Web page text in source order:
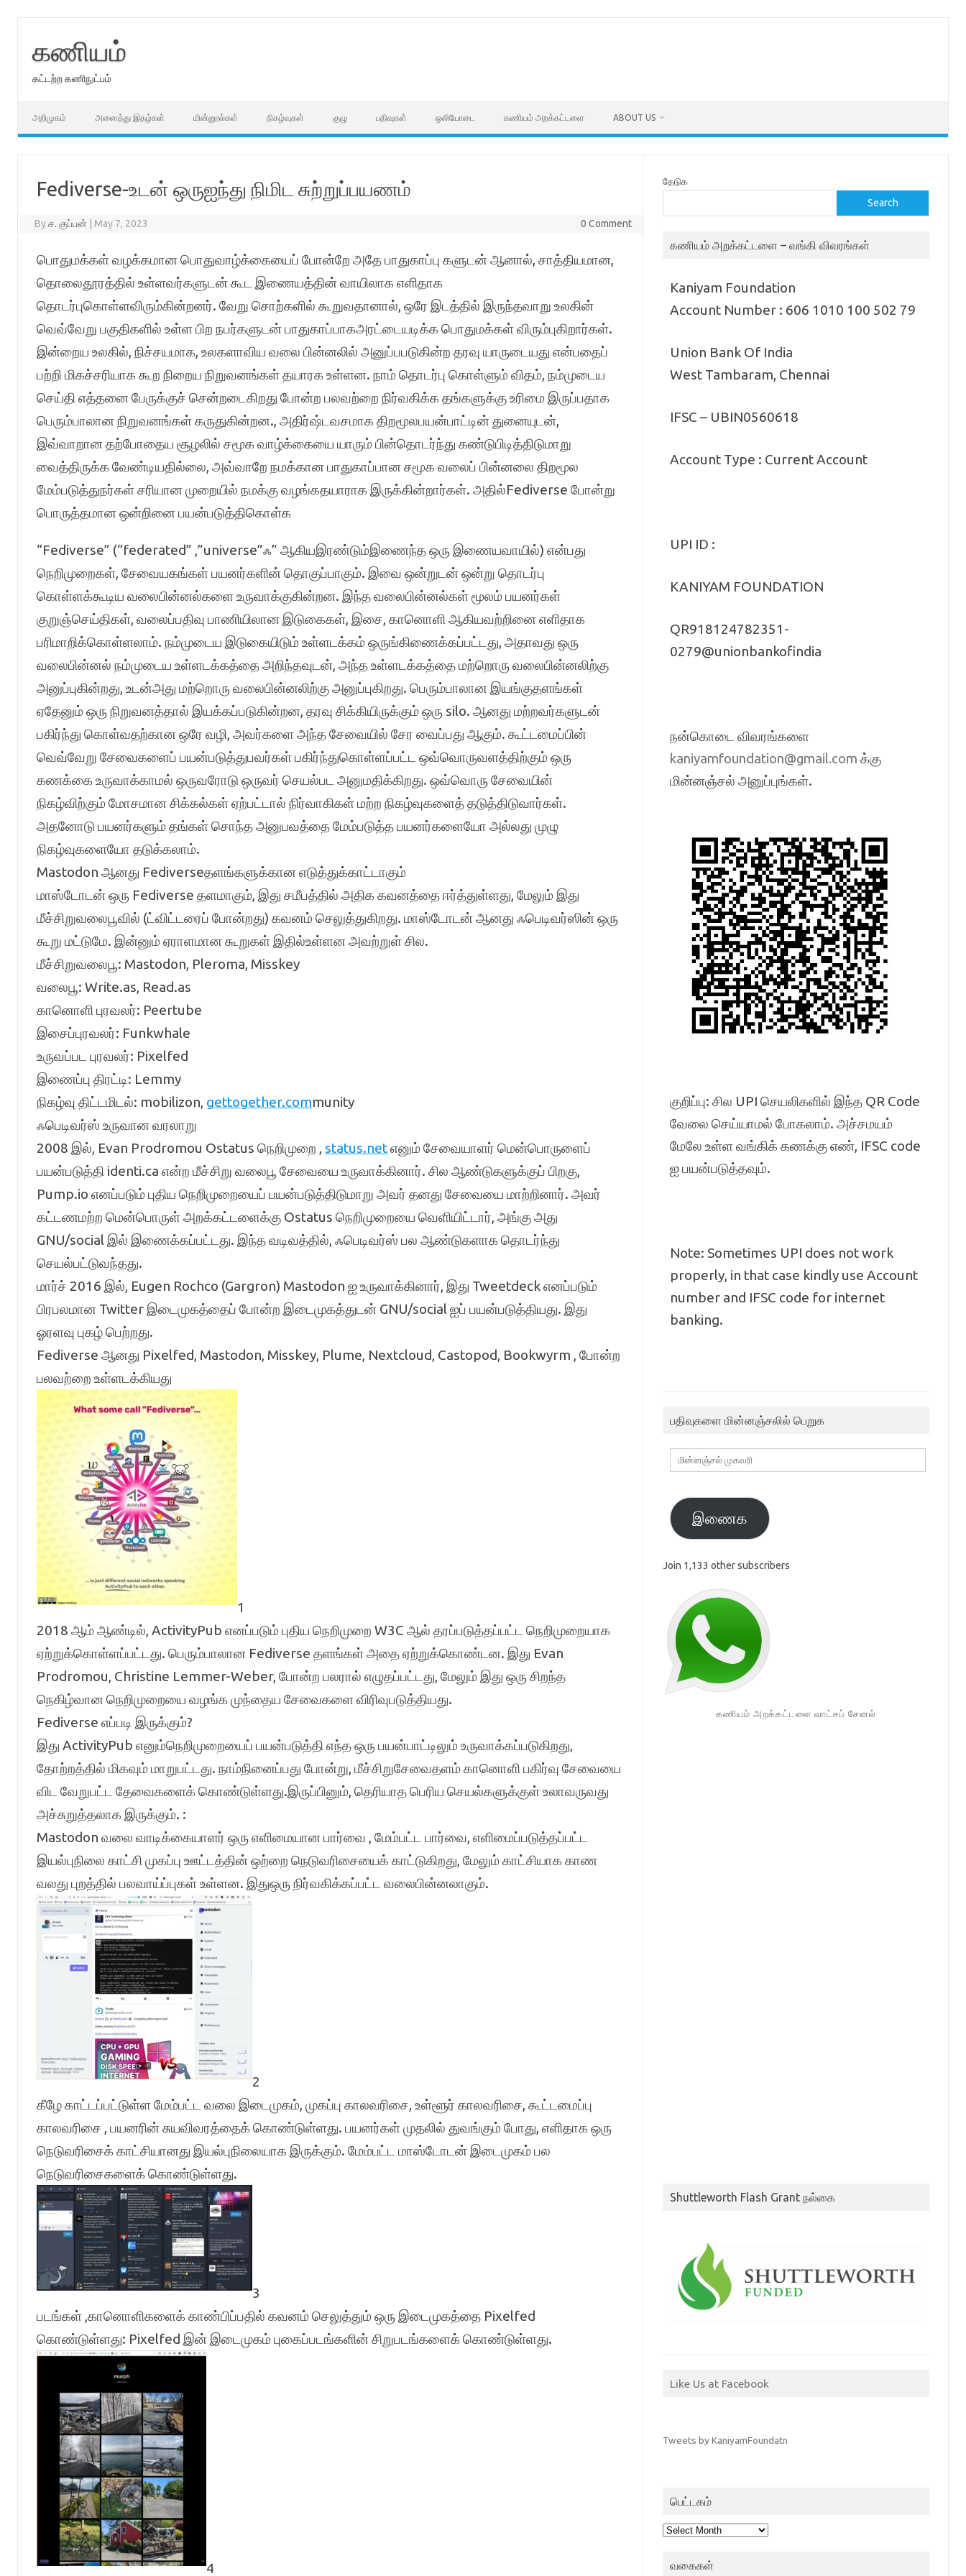
கணியம்
கட்டற்ற கணிநுட்பம்
அறிமுகம் அனைத்து இதழ்கள் மின்னூல்கள் நிகழ்வுகள் குழு பதிவுகள் ஒலியோடை கணியம் அறக்கட்டளை ABOUT US
Fediverse-உடன் ஒருஐந்து நிமிட சுற்றுப்பயணம்
Byச. குப்பன் May 7, 2023 0 Comment
பொதுமக்கள் வழக்கமான பொதுவாழ்க்கையைப் போன்றே அதே பாதுகாப்பு களுடன் ஆனால், சாத்தியமான,
தொலைதூரத்தில் உள்ளவர்களுடன் கூட இணையத்தின் வாயிலாக எளிதாக
தொடர்புகொள்ளவிரும்கின்றனர். வேறு சொற்களில் கூறுவதானால், ஒரே இடத்தில் இருந்தவாறு உலகின்
வெவ்வேறு பகுதிகளில் உள்ள பிற நபர்களுடன் பாதுகாப்பாகஅரட்டையடிக்க பொதுமக்கள் விரும்புகிறார்கள்.
இன்றைய உலகில், நிச்சயமாக, உலகளாவிய வலை பின்னலில் அனுப்பபடுகின்ற தரவு யாருடையது என்பதைப்
பற்றி மிகச்சரியாக கூற நிறைய நிறுவனங்கள் தயாரக உள்ளன. நாம் தொடர்பு கொள்ளும் விதம், நம்முடைய
செய்தி எத்தனை பேருக்குச் சென்றடைகிறது போன்ற பலவற்றை நிர்வகிக்க தங்களுக்கு உரிமை இருப்பதாக
பெரும்பாலான நிறுவனங்கள் கருதுகின்றன., அதிர்ஷ்டவசமாக திறமூலபயன்பாட்டின் துனையுடன்,
இவ்வாறான தற்போதைய சூழலில் சமூக வாழ்க்கையை யாரும் பின்தொடர்ந்து கண்டுபிடித்திடுமாறு
வைத்திருக்க வேண்டியதில்லை, அவ்வாறே நமக்கான பாதுகாப்பான சமூக வலைப் பின்னலை திறமூல
மேம்படுத்துநர்கள் சரியான முறையில் நமக்கு வழங்கதயாராக இருக்கின்றார்கள். அதில்Fediverse போன்று
பொருத்தமான ஒன்றினை பயன்படுத்திகொள்க
“Fediverse” (“federated” ,”universe”ஃ” ஆகியஇரண்டும்இணைந்த ஒரு இணையவாயில்) என்பது
நெறிமுறைகள், சேவையகங்கள் பயனர்களின் தொகுப்பாகும். இவை ஒன்றுடன் ஒன்று தொடர்பு
கொள்ளக்கூடிய வலைபின்னல்களை உருவாக்குகின்றன. இந்த வலைபின்னல்கள் மூலம் பயனர்கள்
குறுஞ்செய்திகள், வலைப்பதிவு பாணியிலான இடுகைகள், இசை, கானொளி ஆகியவற்றினை எளிதாக
பரிமாறிக்கொள்ளலாம். நம்முடைய இடுகையிடும் உள்ளடக்கம் ஒருங்கிணைக்கப்பட்டது, அதாவது ஒரு
வலைபின்னல் நம்முடைய உள்ளடக்கத்தை அறிந்தவுடன், அந்த உள்ளடக்கத்தை மற்றொரு வலைபின்னலிற்கு
அனுப்புகின்றது, உடன்அது மற்றொரு வலைபின்னலிற்கு அனுப்புகிறது. பெரும்பாலான இயங்குதளங்கள்
ஏதேனும் ஒரு நிறுவனத்தால் இயக்கப்படுகின்றன, தரவு சிக்கியிருக்கும் ஒரு silo. ஆனது மற்றவர்களுடன்
பகிர்ந்து கொள்வதற்கான ஒரே வழி, அவர்களை அந்த சேவையில் சேர வைப்பது ஆகும். கூட்டமைப்பின்
வெவ்வேறு சேவைகளைப் பயன்படுத்துபவர்கள் பகிர்ந்துகொள்ளப்பட்ட ஒவ்வொருவளத்திற்கும் ஒரு
கணக்கை உருவாக்காமல் ஒருவரோடு ஒருவர் செயல்பட அனுமதிக்கிறது. ஒவ்வொரு சேவையின்
நிகழ்விற்கும் மோசமான சிக்கல்கள் ஏற்பட்டால் நிர்வாகிகள் மற்ற நிகழ்வுகளைத் தடுத்திடுவார்கள்.
அதனோடு பயனர்களும் தங்கள் சொந்த அனுபவத்தை மேம்படுத்த பயனர்களையோ அல்லது முழு
நிகழ்வுகளையோ தடுக்கலாம்.
Mastodon ஆனது Fediverseதளங்களுக்கான எடுத்துக்காட்டாகும்
மாஸ்டோடன் ஒரு Fediverse தளமாகும், இது சமீபத்தில் அதிக கவனத்தை ஈர்த்துள்ளது, மேலும் இது
மீச்சிறுவலைபூவில் (ட்விட்டரைப் போன்றது) கவனம் செலுத்துகிறது. மாஸ்டோடன் ஆனது ஃபெடிவர்ஸின் ஒரு
கூறு மட்டுமே. இன்னும் ஏராளமான கூறுகள் இதில்உள்ளன அவற்றுள் சில.
மீச்சிறுவலைபூ: Mastodon, Pleroma, Misskey
வலைபூ: Write.as, Read.as
கானொளி புரவலர்: Peertube
இசைப்புரவலர்: Funkwhale
உருவப்பட புரவலர்: Pixelfed
இணைப்பு திரட்டி: Lemmy
நிகழ்வு திட்டமிடல்: mobilizon, gettogether.community
ஃபெடிவர்ஸ் உருவான வரலாறு
2008 இல், Evan Prodromou Ostatus நெறிமுறை , status.netஎனும் சேவையாளர் மென்பொருளைப்
பயன்படுத்தி identi.ca என்ற மீச்சிறு வலைபூ சேவையை உருவாக்கினார். சில ஆண்டுகளுக்குப் பிறகு,
Pump.io எனப்படும் புதிய நெறிமுறையைப் பயன்படுத்திடுமாறு அவர் தனது சேவையை மாற்றினார். அவர்
கட்டணமற்ற மென்பொருள் அறக்கட்டளைக்கு Ostatus நெறிமுறையை வெளியிட்டார், அங்கு அது
GNU/social இல் இணைக்கப்பட்டது. இந்த வடிவத்தில், ஃபெடிவர்ஸ் பல ஆண்டுகளாக தொடர்ந்து
செயல்பட்டுவந்தது.
மார்ச் 2016 இல், Eugen Rochco (Gargron) Mastodon ஐ உருவாக்கினார், இது Tweetdeck எனப்படும்
பிரபலமான Twitter இடைமுகத்தைப் போன்ற இடைமுகத்துடன் GNU/social ஐப் பயன்படுத்தியது. இது
ஓரளவு புகழ் பெற்றது.
Fediverse ஆனது Pixelfed, Mastodon, Misskey, Plume, Nextcloud, Castopod, Bookwyrm , போன்ற
பலவற்றை உள்ளடக்கியது
1
2018 ஆம் ஆண்டில், ActivityPub எனப்படும் புதிய நெறிமுறை W3C ஆல் தரப்படுத்தப்பட்ட நெறிமுறையாக
ஏற்றுக்கொள்ளப்பட்டது. பெரும்பாலான Fediverse தளங்கள் அதை ஏற்றுக்கொண்டன. இது Evan
Prodromou, Christine Lemmer-Weber, போன்ற பலரால் எழுதப்பட்டது, மேலும் இது ஒரு சிறந்த
நெகிழ்வான நெறிமுறையை வழங்க முந்தைய சேவைகளை விரிவுபடுத்தியது.
Fediverse எப்படி இருக்கும்?
இது ActivityPub எனும்நெறிமுறையைப் பயன்படுத்தி எந்த ஒரு பயன்பாட்டிலும் உருவாக்கப்படுகிறது,
தோற்றத்தில் மிகவும் மாறுபட்டது. நாம்நினைப்பது போன்று, மீச்சிறுசேவைதளம் கானொளி பகிர்வு சேவையை
விட வேறுபட்ட தேவைகளைக் கொண்டுள்ளது.இருப்பினும், தெரியாத பெரிய செயல்களுக்குள் உலாவருவது
அச்சுறுத்தலாக இருக்கும். :
Mastodon வலை வாடிக்கையாளர் ஒரு எளிமையான பார்வை , மேம்பட்ட பார்வை, எளிமைப்படுத்தப்பட்ட
இயல்புநிலை காட்சி முகப்பு ஊட்டத்தின் ஒற்றை நெடுவரிசையைக் காட்டுகிறது, மேலும் காட்சியாக காண
வலது புறத்தில் பலவாய்ப்புகள் உள்ளன. இதுஒரு நிர்வகிக்கப்பட்ட வலைபின்னலாகும்.
2
கீழே காட்டப்பட்டுள்ள மேம்பட்ட வலை இடைமுகம், முகப்பு காலவரிசை, உள்ளூர் காலவரிசை, கூட்டமைப்பு
காலவரிசை , பயனரின் சுயவிவரத்தைக் கொண்டுள்ளது. பயனர்கள் முதலில் துவங்கும் போது, எளிதாக ஒரு
நெடுவரிசைக் காட்சியானது இயல்புநிலையாக இருக்கும். மேம்பட்ட மாஸ்டோடன் இடைமுகம் பல
நெடுவரிசைகளைக் கொண்டுள்ளது.
3
படங்கள் ,கானொளிகளைக் காண்பிப்பதில் கவனம் செலுத்தும் ஒரு இடைமுகத்தை Pixelfed
கொண்டுள்ளது: Pixelfed இன் இடைமுகம் புகைப்படங்களின் சிறுபடங்களைக் கொண்டுள்ளது.
4
தேடுக
Search
கணியம் அறக்கட்டளை – வங்கி விவரங்கள்
Kaniyam Foundation
Account Number : 606 1010 100 502 79
Union Bank Of India
West Tambaram, Chennai
IFSC – UBIN0560618
Account Type : Current Account
UPI ID :
KANIYAM FOUNDATION
QR918124782351-
0279@unionbankofindia
நன்கொடை விவரங்களை
kaniyamfoundation@gmail.com க்கு
மின்னஞ்சல் அனுப்புங்கள்.
குறிப்பு: சில UPI செயலிகளில் இந்த QR Code
வேலை செய்யாமல் போகலாம். அச்சமயம்
மேலே உள்ள வங்கிக் கணக்கு எண், IFSC code
ஐ பயன்படுத்தவும்.
Note: Sometimes UPI does not work
properly, in that case kindly use Account
number and IFSC code for internet
banking.
பதிவுகளை மின்னஞ்சலில் பெறுக
மின்னஞ்சல்
முகவரி
இணைக
Join 1,133 other subscribers
கணியம் அறக்கட்டளை வாட்சப் சேனல்
Shuttleworth Flash Grant நல்கை
Like Us at Facebook
Tweets by KaniyamFoundatn
பெட்டகம்
பெட்டகம்
வகைகள்